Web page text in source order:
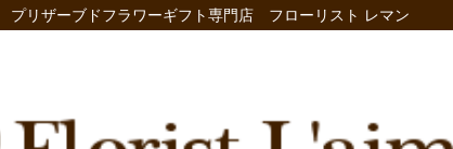
プリザーブドフラワーギフト専門店 フローリスト レマン